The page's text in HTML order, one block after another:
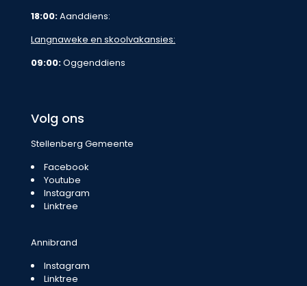
18:00:Aanddiens:
Langnaweke en skoolvakansies:
09:00:Oggenddiens
Volg ons
Stellenberg Gemeente
Facebook
Youtube
Instagram
Linktree
Annibrand
Instagram
Linktree